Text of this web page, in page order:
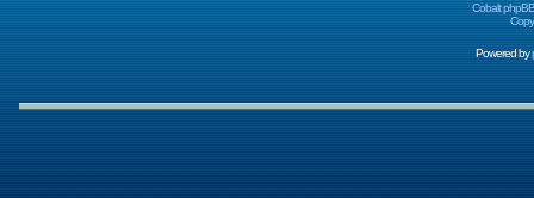
Cobalt
Powered by